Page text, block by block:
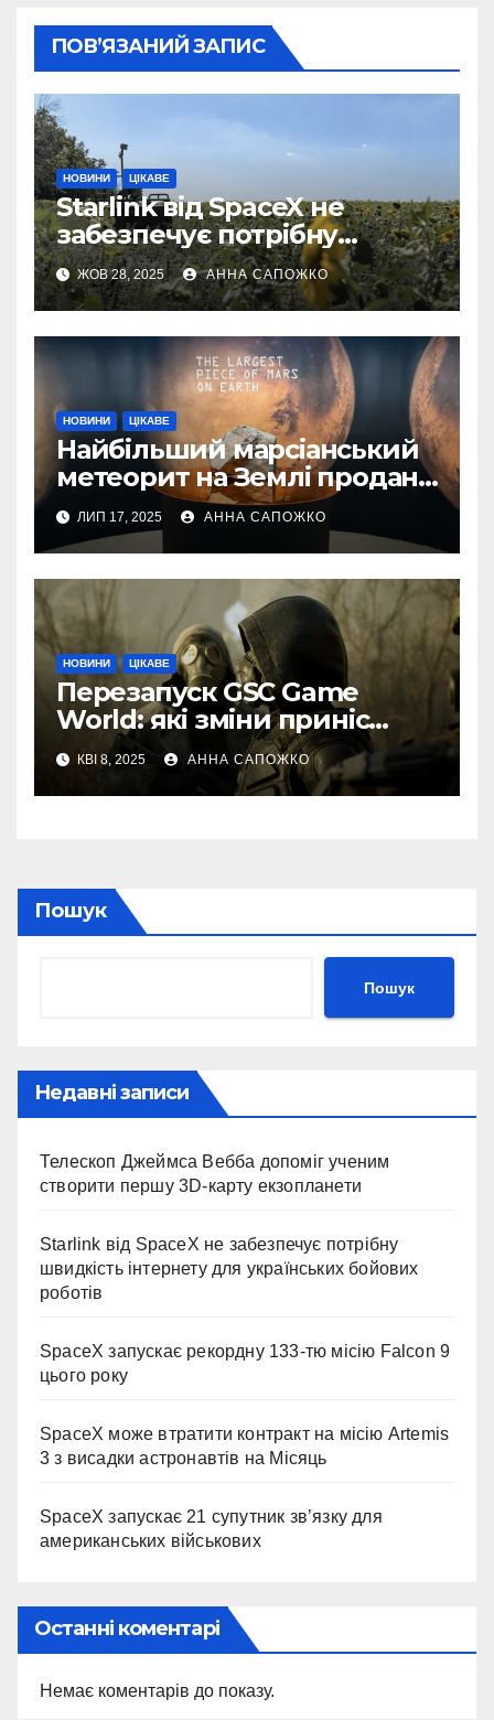
ПОВ’ЯЗАНИЙ ЗАПИС
НОВИНИ ЦІКАВЕ
Starlink від SpaceX не
забезпечує потрібну
швидкість інтернету для
українських бойових
роботів
ЖОВ 28, 2025 АННА САПОЖКО
НОВИНИ ЦІКАВЕ
Найбільший марсіанський
метеорит на Землі продано
за 4,3 мільйона доларів
ЛИП 17, 2025 АННА САПОЖКО
НОВИНИ ЦІКАВЕ
Перезапуск GSC Game
World: які зміни приніс
новий власник Максим
Кріппа
КВІ 8, 2025 АННА САПОЖКО
Пошук
Пошук
Недавні записи
Телескоп Джеймса Вебба допоміг ученим
створити першу 3D-карту екзопланети
Starlink від SpaceX не забезпечує потрібну
швидкість інтернету для українських бойових
роботів
SpaceX запускає рекордну 133-тю місію Falcon 9
цього року
SpaceX може втратити контракт на місію Artemis
3 з висадки астронавтів на Місяць
SpaceX запускає 21 супутник зв’язку для
американських військових
Останні коментарі
Немає коментарів до показу.